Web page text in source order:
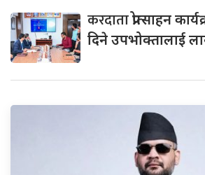
करदाताप्रोत्साहन
दिने उपभोक्तालाई